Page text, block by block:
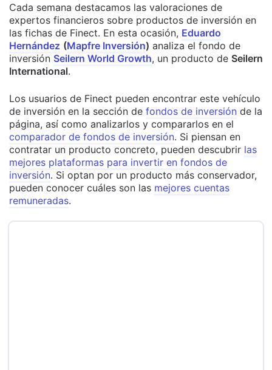
Cada semana destacamos las valoraciones de
expertos financieros sobre productos de inversión en
las fichas de Finect. En esta ocasión, Eduardo
Hernández (Mapfre Inversión) analiza el fondo de
inversión Seilern World Growth, un producto de Seilern
International.
Los usuarios de Finect pueden encontrar este vehículo
de inversión en la sección de fondos de inversión de la
página, así como analizarlos y compararlos en el
comparador de fondos de inversión. Si piensan en
contratar un producto concreto, pueden descubrir las
mejores plataformas para invertir en fondos de
inversión. Si optan por un producto más conservador,
pueden conocer cuáles son las mejores cuentas
remuneradas.